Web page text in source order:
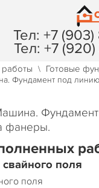
Тел: +7
Тел: +7
\ Готовые
Фундамент под
фанеры.
поля
поля